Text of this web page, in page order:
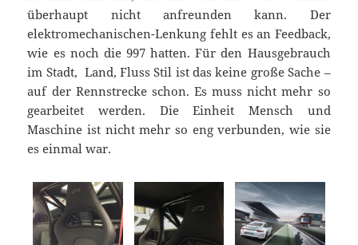
überhaupt nicht anfreunden kann. Der
elektromechanischen-Lenkung fehlt es an Feedback,
wie es noch die 997 hatten. Für den Hausgebrauch
im Stadt, Land, Fluss Stil ist das keine große Sache –
auf der Rennstrecke schon. Es muss nicht mehr so
gearbeitet werden. Die Einheit Mensch und
Maschine ist nicht mehr so eng verbunden, wie sie
es einmal war.